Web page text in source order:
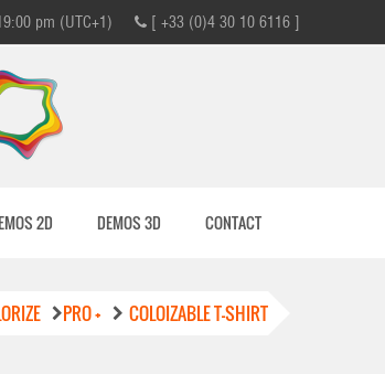
pm (UTC+1) [ +33 (0)4 30 10 6116 ]
2D DEMOS 3D CONTACT
PRO + COLOIZABLE T-SHIRT